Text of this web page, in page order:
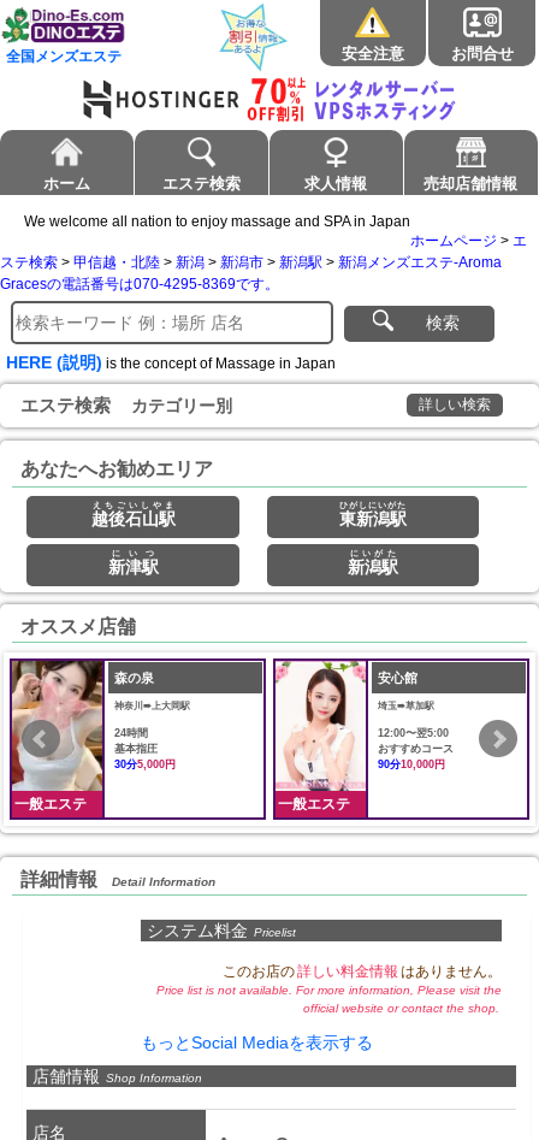
全国メンズエステ 安全注意 お問合せ
ホーム エステ検索 求人情報 売却店舗情報
We welcome all nation to enjoy massage and SPA in Japan
ホームページ > エ
ステ検索 > 甲信越・北陸 > 新潟 > 新潟市 > 新潟駅 > 新潟メンズエステ-Aroma
Gracesの電話番号は070-4295-8369です。
検索
HERE (説明) is the concept of Massage in Japan
エステ検索 カテゴリー別 詳しい検索
あなたへお勧めエリア
越後石山駅
えちごいしやま
東新潟駅
ひがしにいがた
新津駅
にいつ
新潟駅
にいがた
オススメ店舗
一般エステ
森の泉
神奈川➠上大岡駅
24時間
基本指圧
30分5,000円
一般エステ
安心館
埼玉➠草加駅
12:00〜翌5:00
おすすめコース
90分10,000円
詳細情報 Detail Information
システム料金 Pricelist
このお店の詳しい料金情報 はありません。
Price list is not available. For more information, Please visit the
official website or contact the shop.
もっとSocial Mediaを表示する
店舗情報 Shop Information
店名